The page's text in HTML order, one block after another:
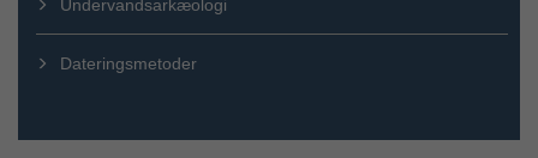
Undervandsarkæologi
Dateringsmetoder